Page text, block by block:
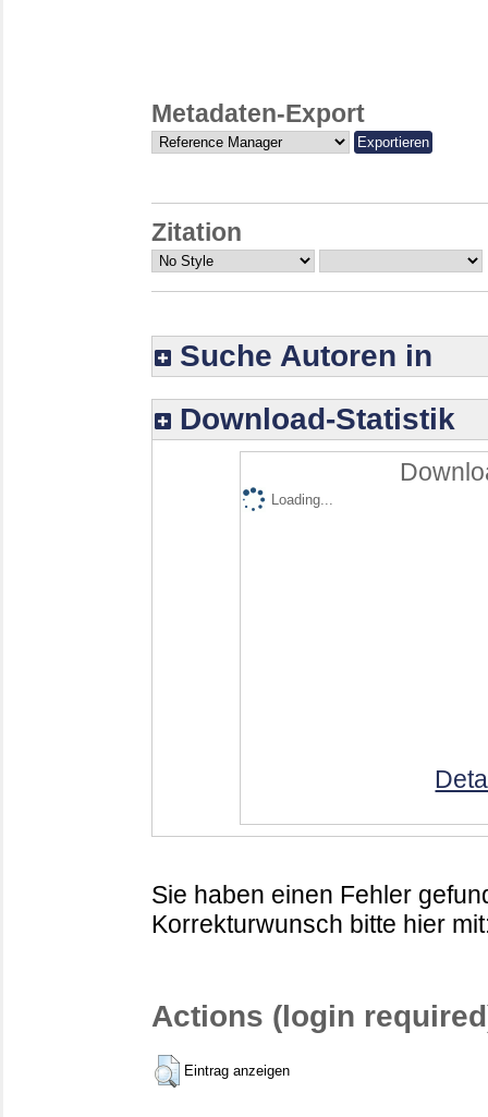
Metadaten-Export
Zitation
Suche Autoren in
Download-Statistik
Loading...
Sie haben einen Fehler
Korrekturwunsch bitte hier
Actions (login
Eintrag anzeigen